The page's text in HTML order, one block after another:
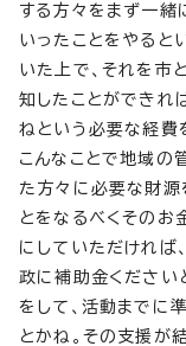
する方々をまず一緒
いったことをやると
いた上で、それを市
知したことができれ
ねという必要な経費
こんなことで地域の
た方々に必要な財源
とをなるべくそのお
にしていただければ
政に補助金ください
をして、活動までに
とかね。その支援が